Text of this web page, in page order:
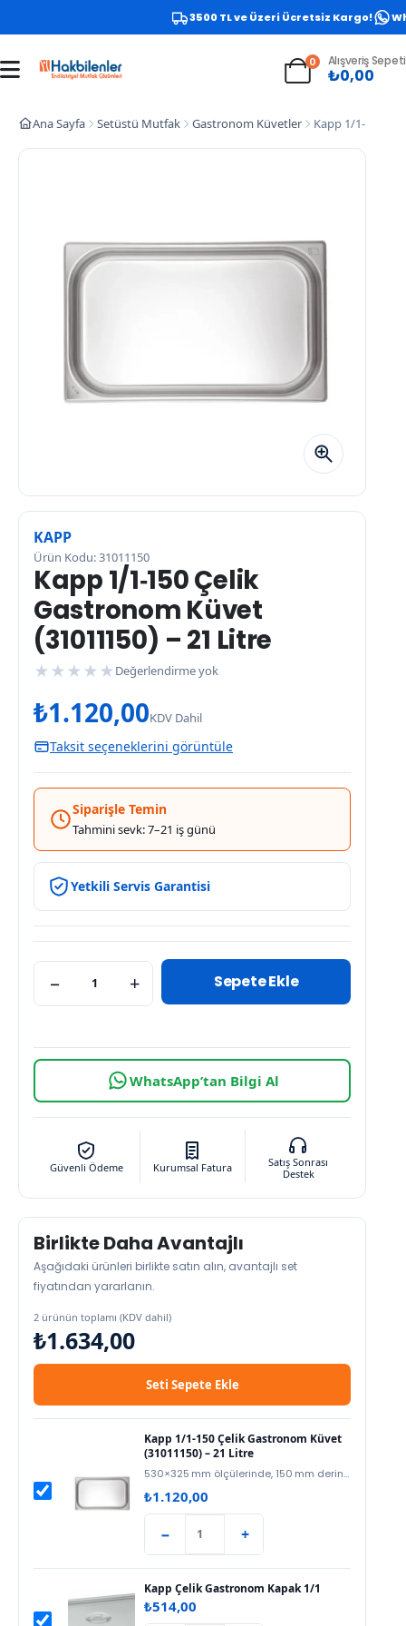
3500 TL ve Üzeri Ücretsiz Kargo!
0 Alışveriş Sepeti
₺0,00
Ana Sayfa Setüstü Mutfak Gastronom Küvetler Kapp 1/1‑150
KAPP
Ürün Kodu: 31011150
Kapp 1/1‑150 Çelik
Gastronom Küvet
(31011150) – 21 Litre
★ ★ ★ ★ ★ Değerlendirme yok
₺1.120,00KDV Dahil
Taksit seçeneklerini görüntüle
Siparişle Temin
Tahmini sevk: 7–21 iş günü
Yetkili Servis Garantisi
− + Sepete Ekle
WhatsApp’tan Bilgi Al
Güvenli Ödeme Kurumsal Fatura
Satış Sonrası
Destek
Birlikte Daha Avantajlı
Aşağıdaki ürünleri birlikte satın alın, avantajlı set
fiyatından yararlanın.
2 ürünün toplamı (KDV dahil)
₺1.634,00
Seti Sepete Ekle
Kapp 1/1‑150 Çelik Gastronom Küvet
(31011150) – 21 Litre
530×325 mm ölçülerinde, 150 mm derinlik (GN 1/1‑150) ile 21 Litre hacimli Kapp Çelik Gastronom Küvet,…
₺1.120,00
− +
Kapp Çelik Gastronom Kapak 1/1
₺514,00